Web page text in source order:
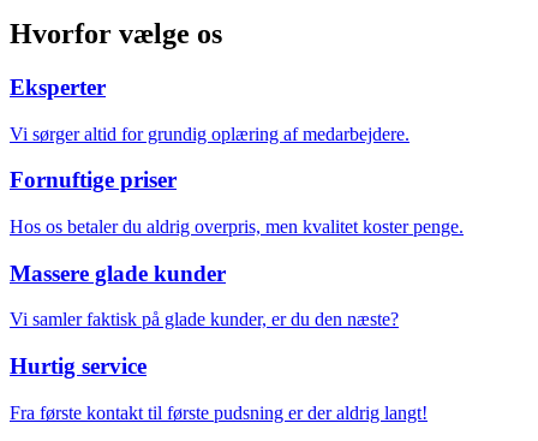
Hvorfor vælge os
Eksperter
Vi sørger altid for grundig oplæring af medarbejdere.
Fornuftige priser
Hos os betaler du aldrig overpris, men kvalitet koster penge.
Massere glade kunder
Vi samler faktisk på glade kunder, er du den næste?
Hurtig service
Fra første kontakt til første pudsning er der aldrig langt!